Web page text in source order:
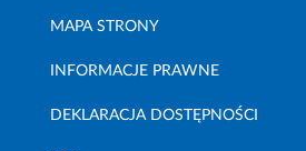
MAPA STRONY
INFORMACJE PRAWNE
DEKLARACJA DOSTĘPNOŚCI